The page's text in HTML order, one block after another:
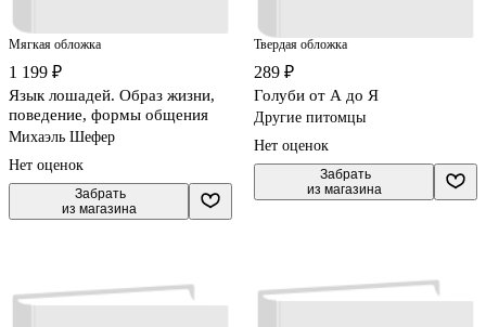
Мягкая обложка
1 199 ₽
Язык лошадей. Образ жизни,
поведение, формы общения
Михаэль Шефер
Нет оценок
Забрать
из магазина
Твердая обложка
289 ₽
Голуби от А до Я
Другие питомцы
Нет оценок
Забрать
из магазина